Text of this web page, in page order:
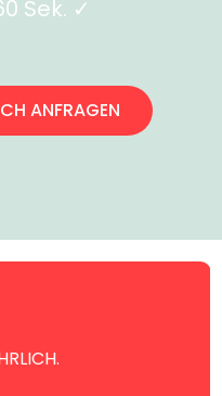
Sek. ✓
ANFRAGEN